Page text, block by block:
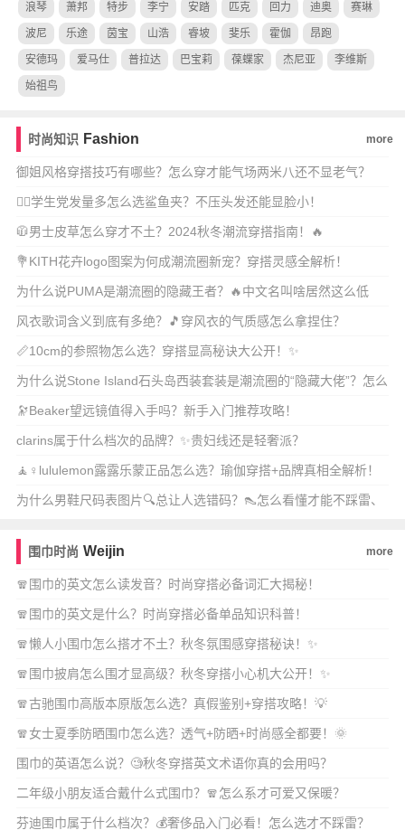
浪琴 萧邦 特步 李宁 安踏 匹克 回力 迪奥 赛琳
波尼 乐途 茵宝 山浩 睿坡 斐乐 霍伽 昂跑
安德玛 爱马仕 普拉达 巴宝莉 葆蝶家 杰尼亚 李维斯
始祖鸟
时尚知识 Fashion more
御姐风格穿搭技巧有哪些？怎么穿才能气场两米八还不显老气？
💇‍♀️学生党发量多怎么选鲨鱼夹？不压头发还能显脸小！
🧥男士皮草怎么穿才不土？2024秋冬潮流穿搭指南！🔥
💐KITH花卉logo图案为何成潮流圈新宠？穿搭灵感全解析！
为什么说PUMA是潮流圈的隐藏王者？🔥中文名叫啥居然这么低
调？
风衣歌词含义到底有多绝？🎵穿风衣的气质感怎么拿捏住？
📏10cm的参照物怎么选？穿搭显高秘诀大公开！✨
为什么说Stone Island石头岛西装套装是潮流圈的“隐藏大佬”？怎么
穿
🔭Beaker望远镜值得入手吗？新手入门推荐攻略！
clarins属于什么档次的品牌？✨贵妇线还是轻奢派？
🧘♀️lululemon露露乐蒙正品怎么选？瑜伽穿搭+品牌真相全解析！
✨
为什么男鞋尺码表图片🔍总让人选错码？👠怎么看懂才能不踩雷、
围巾时尚 Weijin more
🧣围巾的英文怎么读发音？时尚穿搭必备词汇大揭秘！
🧣围巾的英文是什么？时尚穿搭必备单品知识科普！
🧣懒人小围巾怎么搭才不土？秋冬氛围感穿搭秘诀！✨
🧣围巾披肩怎么围才显高级？秋冬穿搭小心机大公开！✨
🧣古驰围巾高版本原版怎么选？真假鉴别+穿搭攻略！💡
🧣女士夏季防晒围巾怎么选？透气+防晒+时尚感全都要！🌞
围巾的英语怎么说？🧐秋冬穿搭英文术语你真的会用吗？
二年级小朋友适合戴什么式围巾？🧣怎么系才可爱又保暖？
芬迪围巾属于什么档次？💰奢侈品入门必看！怎么选才不踩雷？